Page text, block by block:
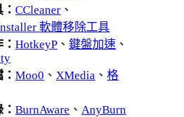
：CCleaner 、
軟體移除工具
：HotkeyP 、鍵盤加速 、
：Moo0 、 XMedia 、格
：BurnAware 、 AnyBurn